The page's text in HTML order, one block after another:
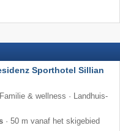
Sporthotel Sillian
& wellness · Landhuis-
· 50 m vanaf het skigebied